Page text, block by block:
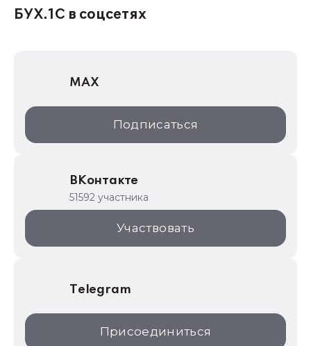
1С:Консалтинг
1С:Дистрибьюция
1С:Образование
ИТС.1C.ru
1С:Торговая площадка
БУХ.1С в соцсетях
MAX
Подписаться
ВКонтакте
51592 участника
Участвовать
Telegram
Присоединиться